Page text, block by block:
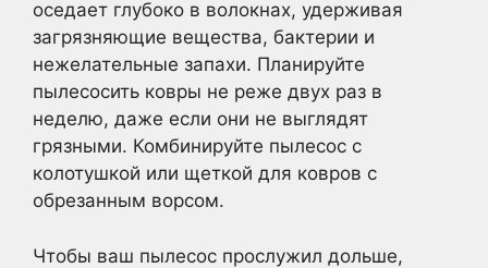
оседает глубоко в волокнах, удерживая
загрязняющие вещества, бактерии и
нежелательные запахи. Планируйте
пылесосить ковры не реже двух раз в
неделю, даже если они не выглядят
грязными. Комбинируйте пылесос с
колотушкой или щеткой для ковров с
обрезанным ворсом.
Чтобы ваш пылесос прослужил дольше,